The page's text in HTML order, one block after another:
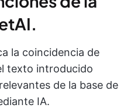
la coincidencia de
texto introducido
de la base de
IA.